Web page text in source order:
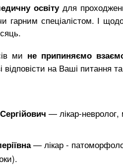
освітудля
гарним спеціалістом. І
ми не припиняємо
відповісти на Ваші питання
— лікар-
— лікар -